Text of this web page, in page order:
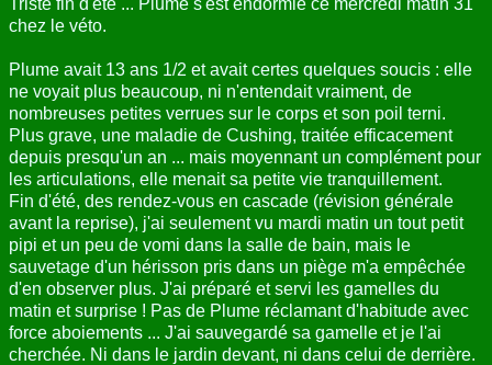
Triste fin d'été ... Plume s'est endormie ce mercredi matin 31
chez le véto.
Plume avait 13 ans 1/2 et avait certes quelques soucis : elle
ne voyait plus beaucoup, ni n'entendait vraiment, de
nombreuses petites verrues sur le corps et son poil terni.
Plus grave, une maladie de Cushing, traitée efficacement
depuis presqu'un an ... mais moyennant un complément pour
les articulations, elle menait sa petite vie tranquillement.
Fin d'été, des rendez-vous en cascade (révision générale
avant la reprise), j'ai seulement vu mardi matin un tout petit
pipi et un peu de vomi dans la salle de bain, mais le
sauvetage d'un hérisson pris dans un piège m'a empêchée
d'en observer plus. J'ai préparé et servi les gamelles du
matin et surprise ! Pas de Plume réclamant d'habitude avec
force aboiements ... J'ai sauvegardé sa gamelle et je l'ai
cherchée. Ni dans le jardin devant, ni dans celui de derrière.